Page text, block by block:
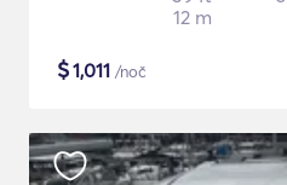
12 m
$1,011 /noč